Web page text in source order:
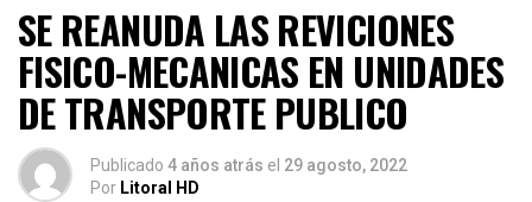
SE REANUDA LAS REVICIONES
FISICO-MECANICAS EN UNIDADES
DE TRANSPORTE PUBLICO
Publicado 4 años atrás el 29 agosto, 2022
Por Litoral HD